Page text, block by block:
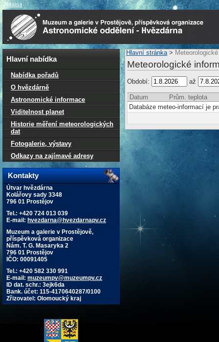
Hlavní nabídka
Nabídka pořadů
O hvězdárně
Astronomické informace
Viditelnost planet
Historie měření meteorologických
dat
Fotogalerie, výstavy
Odkazy na zajímavé adresy
Kontakty
Útvar hvězdárna
Kolářovy sady 3348
796 01 Prostějov
Tel.: +420 724 013 039
E-mail: hvezdarna@hvezdarnapv.cz
Muzeum a galerie v Prostějově,
příspěvková organizace
Nám. T. G. Masaryka 2
796 01 Prostějov
IČO: 00091405
Tel.: +420 582 330 991
E-mail: muzeumpv@muzeumpv.cz
ID dat. schr.: 3ejk6da
Bank. účet: 115-4170640287/0100
Zřizovatel: Olomoucký kraj
Hlavní stránka>
Meteorologické
Období: až
Datum
Prům. teplota
Databáze meteo-informací je
Přihlásit